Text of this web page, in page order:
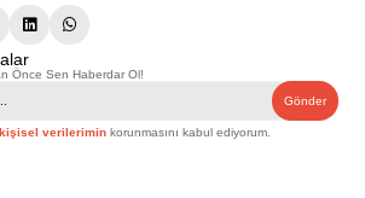
Önce Sen Haberdar Ol!
Gönder
kişisel verilerimin korunmasını kabul ediyorum.